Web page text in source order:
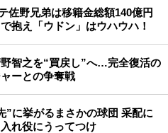
佐野兄弟は移籍金総額140億円
抱え「ウドン」はウハウハ！
智之を“買戻し”へ…完全復活の
ーとの争奪戦
”に挙がるまさかの球団 采配に
れ役にうってつけ